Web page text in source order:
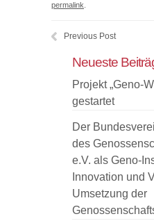
permalink
Previous Post
Neueste
Projekt „Geno-
gestartet
Der
des
e.V. als Geno-
Innovation und
Umsetzung der